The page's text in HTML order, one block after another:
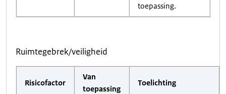
toepassing.
Ruimtegebrek/veiligheid
Risicofactor
Van
toepassing
Toelichting